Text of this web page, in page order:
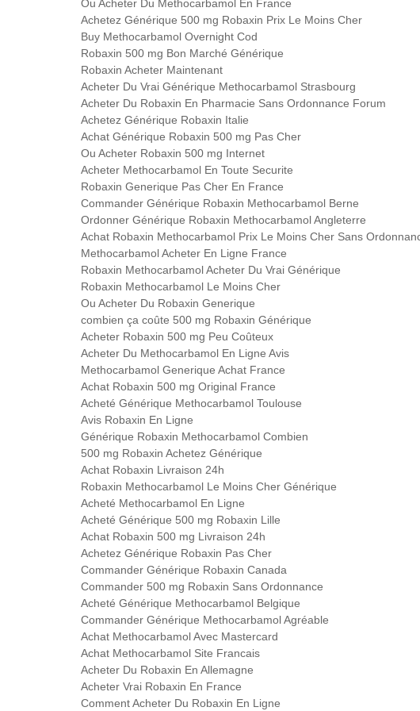
Ou Acheter Du Methocarbamol En France
Achetez Générique 500 mg Robaxin Prix Le Moins Cher
Buy Methocarbamol Overnight Cod
Robaxin 500 mg Bon Marché Générique
Robaxin Acheter Maintenant
Acheter Du Vrai Générique Methocarbamol Strasbourg
Acheter Du Robaxin En Pharmacie Sans Ordonnance Forum
Achetez Générique Robaxin Italie
Achat Générique Robaxin 500 mg Pas Cher
Ou Acheter Robaxin 500 mg Internet
Acheter Methocarbamol En Toute Securite
Robaxin Generique Pas Cher En France
Commander Générique Robaxin Methocarbamol Berne
Ordonner Générique Robaxin Methocarbamol Angleterre
Achat Robaxin Methocarbamol Prix Le Moins Cher Sans
Methocarbamol Acheter En Ligne France
Robaxin Methocarbamol Acheter Du Vrai Générique
Robaxin Methocarbamol Le Moins Cher
Ou Acheter Du Robaxin Generique
combien ça coûte 500 mg Robaxin Générique
Acheter Robaxin 500 mg Peu Coûteux
Acheter Du Methocarbamol En Ligne Avis
Methocarbamol Generique Achat France
Achat Robaxin 500 mg Original France
Acheté Générique Methocarbamol Toulouse
Avis Robaxin En Ligne
Générique Robaxin Methocarbamol Combien
500 mg Robaxin Achetez Générique
Achat Robaxin Livraison 24h
Robaxin Methocarbamol Le Moins Cher Générique
Acheté Methocarbamol En Ligne
Acheté Générique 500 mg Robaxin Lille
Achat Robaxin 500 mg Livraison 24h
Achetez Générique Robaxin Pas Cher
Commander Générique Robaxin Canada
Commander 500 mg Robaxin Sans Ordonnance
Acheté Générique Methocarbamol Belgique
Commander Générique Methocarbamol Agréable
Achat Methocarbamol Avec Mastercard
Achat Methocarbamol Site Francais
Acheter Du Robaxin En Allemagne
Acheter Vrai Robaxin En France
Comment Acheter Du Robaxin En Ligne